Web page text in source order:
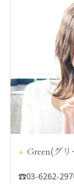
Green(グ
☎03-6262-